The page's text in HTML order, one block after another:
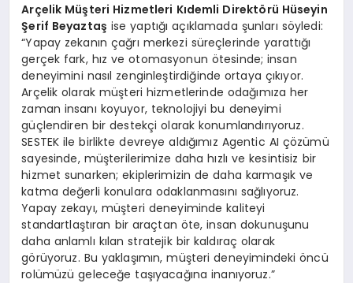
Arçelik Müşteri Hizmetleri Kıdemli Direktörü Hüseyin
Şerif Beyaztaş ise yaptığı açıklamada şunları söyledi:
“Yapay zekanın çağrı merkezi süreçlerinde yarattığı
gerçek fark, hız ve otomasyonun ötesinde; insan
deneyimini nasıl zenginleştirdiğinde ortaya çıkıyor.
Arçelik olarak müşteri hizmetlerinde odağımıza her
zaman insanı koyuyor, teknolojiyi bu deneyimi
güçlendiren bir destekçi olarak konumlandırıyoruz.
SESTEK ile birlikte devreye aldığımız Agentic AI çözümü
sayesinde, müşterilerimize daha hızlı ve kesintisiz bir
hizmet sunarken; ekiplerimizin de daha karmaşık ve
katma değerli konulara odaklanmasını sağlıyoruz.
Yapay zekayı, müşteri deneyiminde kaliteyi
standartlaştıran bir araçtan öte, insan dokunuşunu
daha anlamlı kılan stratejik bir kaldıraç olarak
görüyoruz. Bu yaklaşımın, müşteri deneyimindeki öncü
rolümüzü geleceğe taşıyacağına inanıyoruz.”